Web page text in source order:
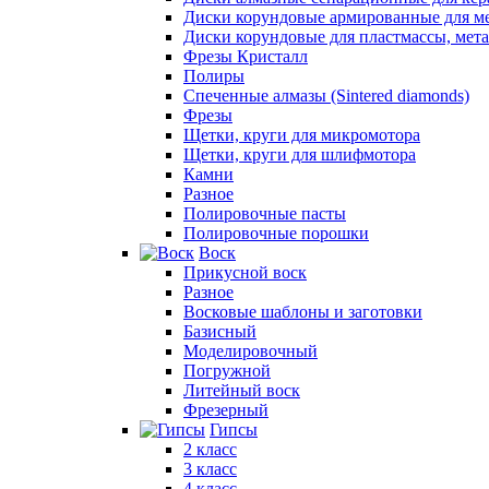
Диски корундовые армированные для
Диски корундовые для пластмассы,
Фрезы Кристалл
Полиры
Спеченные алмазы (Sintered diamonds)
Фрезы
Щетки, круги для микромотора
Щетки, круги для шлифмотора
Камни
Разное
Полировочные пасты
Полировочные порошки
Воск
Прикусной воск
Разное
Восковые шаблоны и заготовки
Базисный
Моделировочный
Погружной
Литейный воск
Фрезерный
Гипсы
2 класс
3 класс